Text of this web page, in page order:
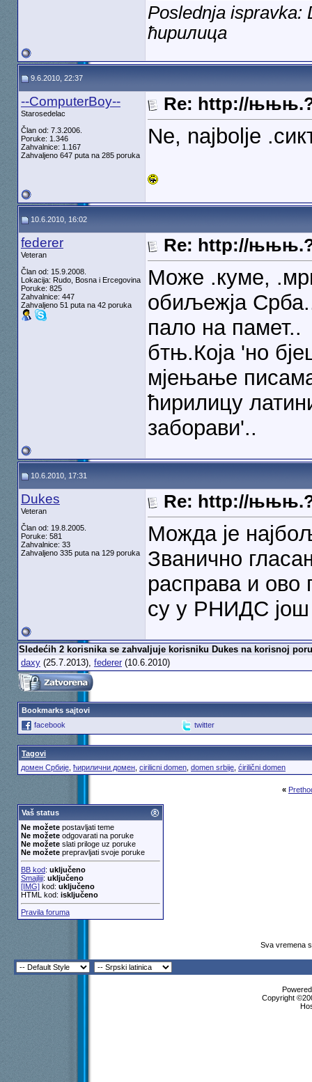
Poslednja ispravka:
ћирилица
9.6.2010, 22:37
--ComputerBoy--
Starosedelac
Član od: 7.3.2006.
Poruke: 1.346
Zahvalnice: 1.167
Zahvaljeno 647 puta na 285 poruka
Re: http://
Ne, najbolje
10.6.2010, 16:02
federer
Veteran
Član od: 15.9.2008.
Lokacija: Rudo, Bosna i Ercegovina
Poruke: 825
Zahvalnice: 447
Zahvaljeno 51 puta na 42 poruka
Re: http://
Може .куме,
обиљежја
пало на памет..
бтњ.Која 'но
мјењање
ћирилицу
заборави'..
10.6.2010, 17:31
Dukes
Veteran
Član od: 19.8.2005.
Poruke: 581
Zahvalnice: 33
Zahvaljeno 335 puta na 129 poruka
Re: http://
Можда је
Званично
расправа и ово
су у РНИДС
Sledećih 2 korisnika se zahvaljuje korisniku Dukes na korisnoj
daxy(25.7.2013), federer(10.6.2010)
Bookmarks sajtovi
facebook
twitter
Tagovi
домен Србије, ћирилични домен, cirilicni domen, domen srbije, ćirilični domen
«
Vaš status
Ne možetepostavljati teme
Ne možeteodgovarati na poruke
Ne možeteslati priloge uz poruke
Ne možeteprepravljati svoje poruke
BB kod: uključeno
Smajliji: uključeno
[IMG]kod: uključeno
HTML kod: isključeno
Pravila foruma
Sva vremena
Copyright